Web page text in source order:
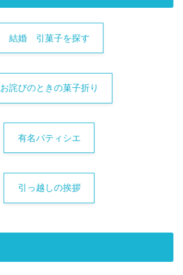
結婚 引菓子を探す
お詫びのときの菓子折り
有名パティシエ
引っ越しの挨拶